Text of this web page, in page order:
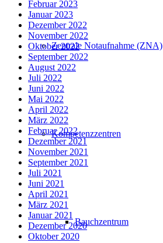
Zentrale Notaufnahme (ZNA)
Kompetenzzentren
Bauchzentrum
Februar 2023
Januar 2023
Dezember 2022
November 2022
Oktober 2022
September 2022
August 2022
Juli 2022
Juni 2022
Mai 2022
April 2022
März 2022
Februar 2022
Dezember 2021
November 2021
September 2021
Juli 2021
Juni 2021
April 2021
März 2021
Januar 2021
Dezember 2020
Oktober 2020